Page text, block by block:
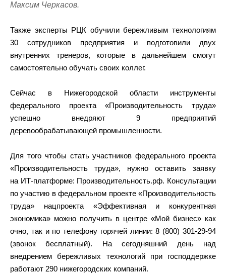
Максим Черкасов.
Также эксперты РЦК обучили бережливым технологиям
30 сотрудников предприятия и подготовили двух
внутренних тренеров, которые в дальнейшем смогут
самостоятельно обучать своих коллег.
Сейчас в Нижегородской области инструменты
федерального проекта «Производительность труда»
успешно внедряют 9 предприятий
деревообрабатывающей промышленности.
Для того чтобы стать участников федерального проекта
«Производительность труда», нужно оставить заявку
на ИТ-платформе: Производительность.рф. Консультации
по участию в федеральном проекте «Производительность
труда» нацпроекта «Эффективная и конкурентная
экономика» можно получить в центре «Мой бизнес» как
очно, так и по телефону горячей линии: 8 (800) 301-29-94
(звонок бесплатный). На сегодняшний день над
внедрением бережливых технологий при господдержке
работают 290 нижегородских компаний.